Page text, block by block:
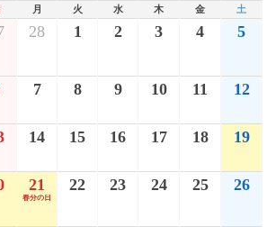
月 火 水 木 金 土
28 1 2 3 4 5
7 8 9 10 11 12
14 15 16 17 18 19
21
春分の日
22 23 24 25 26